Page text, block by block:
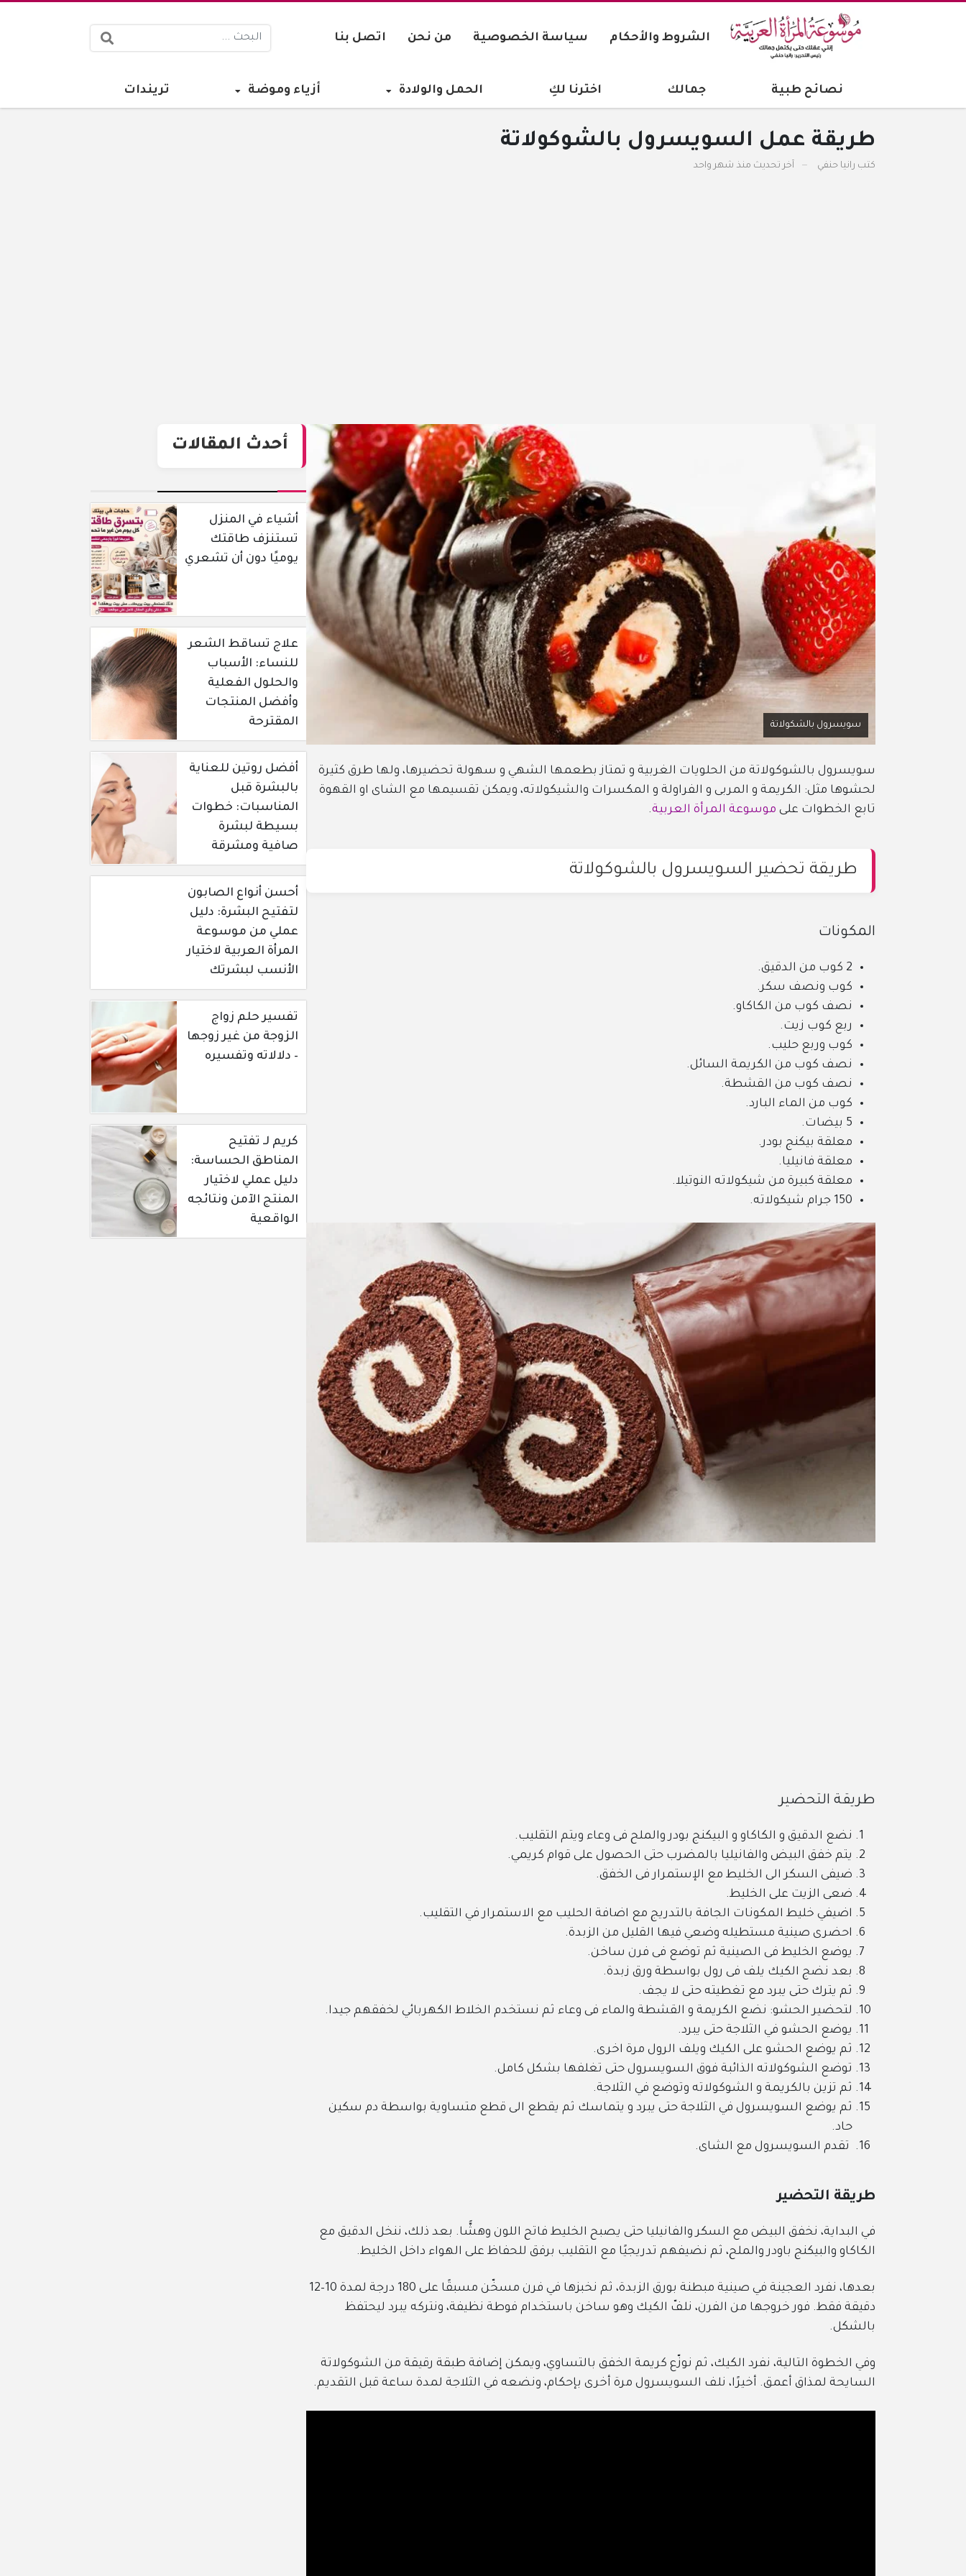
الشروط والأحكام سياسة الخصوصية من نحن اتصل بنا
نصائح طبية جمالك اخترنا لكِ الحمل والولادة أزياء وموضة تريندات
طريقة عمل السويسرول بالشوكولاتة
كتب رانيا حنفي آخر تحديث منذ شهر واحد
أحدث المقالات
أشياء في المنزل
تستنزف طاقتك
يوميًا دون أن تشعري
علاج تساقط الشعر
للنساء: الأسباب
والحلول الفعلية
وأفضل المنتجات
المقترحة
أفضل روتين للعناية
بالبشرة قبل
المناسبات: خطوات
بسيطة لبشرة
صافية ومشرقة
أحسن أنواع الصابون
لتفتيح البشرة: دليل
عملي من موسوعة
المرأة العربية لاختيار
الأنسب لبشرتك
تفسير حلم زواج
الزوجة من غير زوجها
– دلالاته وتفسيره
كريم لـ تفتيح
المناطق الحساسة:
دليل عملي لاختيار
المنتج الآمن ونتائجه
الواقعية
سويسرول بالشكولاتة
سويسرول بالشوكولاتة من الحلويات الغربية و تمتاز بطعمها الشهي و سهولة تحضيرها، ولها طرق كثيرة
لحشوها مثل: الكريمة و المربى و الفراولة و المكسرات والشيكولاته، ويمكن تقسيمها مع الشاى او القهوة
تابع الخطوات على موسوعة المرأة العربية.
طريقة تحضير السويسرول بالشوكولاتة
المكونات
2 كوب من الدقيق.
كوب ونصف سكر.
نصف كوب من الكاكاو.
ربع كوب زيت.
كوب وربع حليب.
نصف كوب من الكريمة السائل.
نصف كوب من القشطة.
كوب من الماء البارد.
5 بيضات.
معلقة بيكنج بودر.
معلقة فانيليا.
معلقة كبيرة من شيكولاته النوتيلا.
150 جرام شيكولاته.
طريقة التحضير
نضع الدقيق و الكاكاو و البيكنج بودر والملح فى وعاء ويتم التقليب.
يتم خفق البيض والفانيليا بالمضرب حتى الحصول على قوام كريمي.
ضيفى السكر الى الخليط مع الإستمرار فى الخفق.
ضعى الزيت على الخليط.
اضيفي خليط المكونات الجافة بالتدريج مع اضافة الحليب مع الاستمرار في التقليب.
احضرى صينية مستطيله وضعي فيها القليل من الزبدة.
يوضع الخليط فى الصينية ثم توضع فى فرن ساخن.
بعد نضج الكيك يلف فى رول بواسطة ورق زبدة.
ثم يترك حتى يبرد مع تغطيته حتى لا يجف.
لتحضير الحشو: نضع الكريمة و القشطة والماء فى وعاء ثم نستخدم الخلاط الكهربائي لخفقهم جيدا.
يوضع الحشو في الثلاجة حتى يبرد.
ثم يوضع الحشو على الكيك ويلف الرول مرة اخرى.
توضع الشوكولاته الذائبة فوق السويسرول حتى تغلفها بشكل كامل.
ثم تزين بالكريمة و الشوكولاته وتوضع في الثلاجة.
ثم يوضع السويسرول في الثلاجة حتى يبرد و يتماسك ثم يقطع الى قطع متساوية بواسطة دم سكين
حاد.
تقدم السويسرول مع الشاى.
طريقة التحضير
في البداية، نخفق البيض مع السكر والفانيليا حتى يصبح الخليط فاتح اللون وهشًّا. بعد ذلك، ننخل الدقيق مع
الكاكاو والبيكنج باودر والملح، ثم نضيفهم تدريجيًا مع التقليب برفق للحفاظ على الهواء داخل الخليط.
بعدها، نفرد العجينة في صينية مبطنة بورق الزبدة، ثم نخبزها في فرن مسخّن مسبقًا على 180 درجة لمدة 10–12
دقيقة فقط. فور خروجها من الفرن، نلفّ الكيك وهو ساخن باستخدام فوطة نظيفة، ونتركه يبرد ليحتفظ
بالشكل.
وفي الخطوة التالية، نفرد الكيك، ثم نوزّع كريمة الخفق بالتساوي، ويمكن إضافة طبقة رقيقة من الشوكولاتة
السايحة لمذاق أعمق. أخيرًا، نلف السويسرول مرة أخرى بإحكام، ونضعه في الثلاجة لمدة ساعة قبل التقديم.